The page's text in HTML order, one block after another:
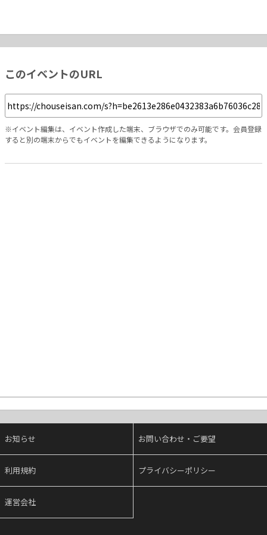
このイベントのURL
※イベント編集は、イベント作成した端末、ブラウザでのみ可能です。会員登録
すると別の端末からでもイベントを編集できるようになります。
お知らせ お問い合わせ・ご要望
利用規約 プライバシーポリシー
運営会社